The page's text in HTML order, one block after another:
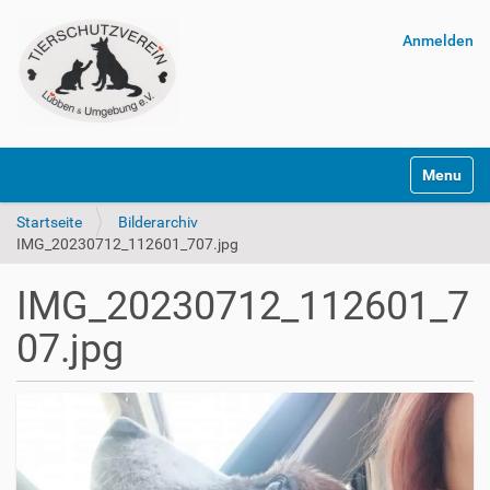
Anmelden
Startseite
Bilderarchiv
IMG_20230712_112601_707.jpg
IMG_20230712_112601_7
07.jpg